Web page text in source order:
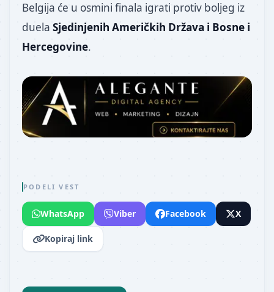
Belgija će u osmini finala igrati protiv boljeg iz
duela Sjedinjenih Američkih Država i Bosne i
Hercegovine.
PODELI VEST
WhatsApp Viber Facebook X
Kopiraj link